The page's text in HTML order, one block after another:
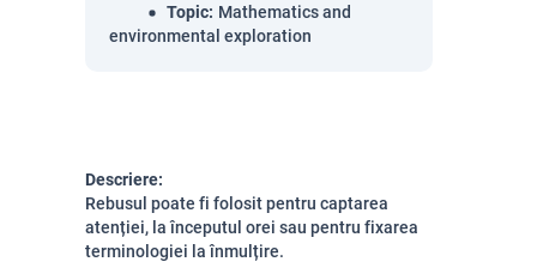
Topic: Mathematics and
environmental exploration
Descriere:
Rebusul poate fi folosit pentru captarea
atenției, la începutul orei sau pentru fixarea
terminologiei la înmulțire.